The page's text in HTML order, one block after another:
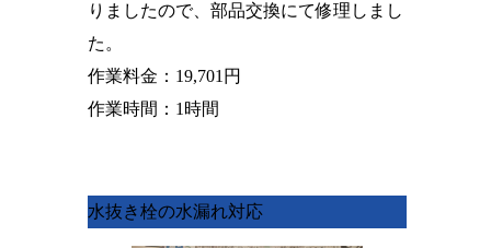
りましたので、部品交換にて修理しまし
た。
作業料金 ：19,701円
作業時間 ：1時間
水抜き栓の水漏れ対応